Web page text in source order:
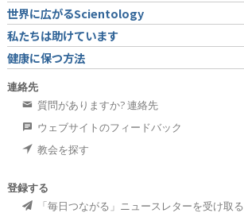
世界に広がるScientology
私たちは助けています
健康に保つ方法
連絡先
質問がありますか? 連絡先
ウェブサイトのフィードバック
教会を探す
登録する
「毎日つながる」ニュースレターを受け取る